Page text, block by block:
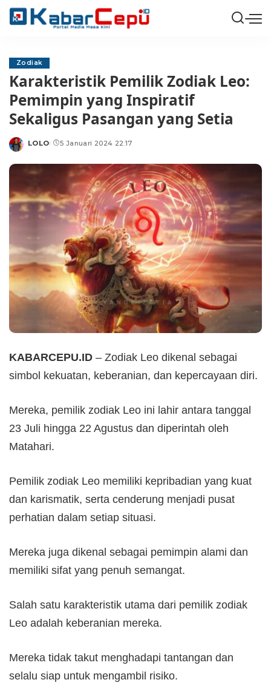
Zodiak
Karakteristik Pemilik Zodiak Leo:
Pemimpin yang Inspiratif
Sekaligus Pasangan yang Setia
Posted
LOLO 5 Januari 2024 22:17
KABARCEPU.ID – Zodiak Leo dikenal sebagai
simbol kekuatan, keberanian, dan kepercayaan diri.
Mereka, pemilik zodiak Leo ini lahir antara tanggal
23 Juli hingga 22 Agustus dan diperintah oleh
Matahari.
Pemilik zodiak Leo memiliki kepribadian yang kuat
dan karismatik, serta cenderung menjadi pusat
perhatian dalam setiap situasi.
Mereka juga dikenal sebagai pemimpin alami dan
memiliki sifat yang penuh semangat.
Salah satu karakteristik utama dari pemilik zodiak
Leo adalah keberanian mereka.
Mereka tidak takut menghadapi tantangan dan
selalu siap untuk mengambil risiko.